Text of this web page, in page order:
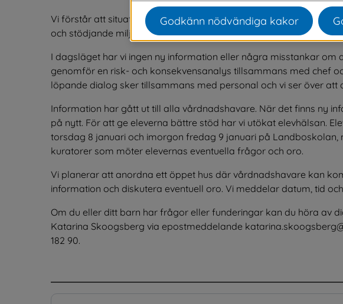
Vi förstår att situationen kan väcka oro och vill därför betona att
och stödjande miljö för alla på Landboskolan. Tack för ert
I dagsläget har vi ingen ny information eller några misstankar om
genomför en risk- och konsekvensanalys tillsammans med chef
löpande dialog sker tillsammans med personal och vi ser över att
Information har gått ut till alla vårdnadshavare. När det finns ny
på nytt. För att ge eleverna bättre stöd har vi utökat elevhälsan.
torsdag 8 januari och imorgon fredag 9 januari på
kuratorer som möter elevernas eventuella frågor och oro.
Vi planerar att anordna ett öppet hus där vårdnadshavare kan
information och diskutera eventuell oro. Vi meddelar datum, tid
Om du eller ditt barn har frågor eller funderingar kan du höra av
Katarina Skoogsberg via epostmeddelande
182 90.
Godkänn nödvändiga kakor